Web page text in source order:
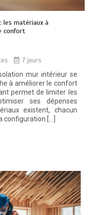
les matériaux à
confort
7 jours
mur intérieur se
à améliorer le confort
permet de limiter les
ses dépenses
existent, chacun
[…]